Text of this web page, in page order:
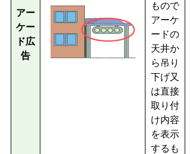
アー
ケー
ド広
告
もので
アーケ
ードの
天井か
ら吊り
下げ又
は直接
取り付
け内容
を表示
するも